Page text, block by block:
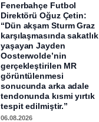
Fenerbahçe Futbol
Direktörü Oğuz Çetin:
“Dün akşam Sturm Graz
karşılaşmasında sakatlık
yaşayan Jayden
Oosterwolde’nin
gerçekleştirilen MR
görüntülenmesi
sonucunda arka adale
tendonunda kısmi yırtık
tespit edilmiştir.”
06.08.2026